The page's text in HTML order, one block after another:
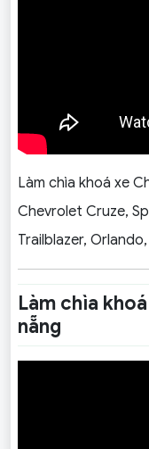
Làm chìa khoá xe
Chevrolet Cruze,
Trailblazer,
Làm chìa
nẵng